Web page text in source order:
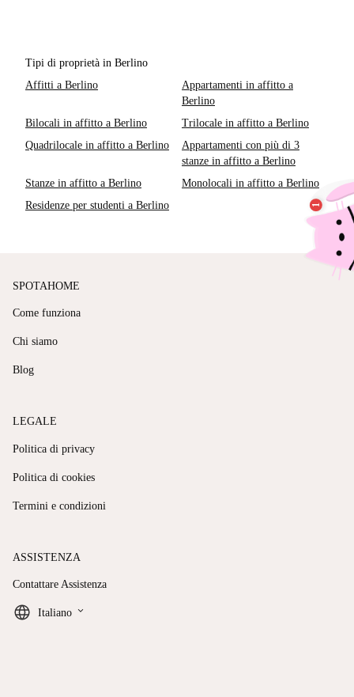
Tipi di proprietà in Berlino
Affitti a Berlino
Appartamenti in affitto a
Berlino
Bilocali in affitto a Berlino
Trilocale in affitto a Berlino
Quadrilocale in affitto a Berlino
Appartamenti con più di 3
stanze in affitto a Berlino
Stanze in affitto a Berlino
Monolocali in affitto a Berlino
Residenze per studenti a Berlino
SPOTAHOME
Come funziona
Chi siamo
Blog
LEGALE
Politica di privacy
Politica di cookies
Termini e condizioni
ASSISTENZA
Contattare Assistenza
Italiano keyboard_arrow_down